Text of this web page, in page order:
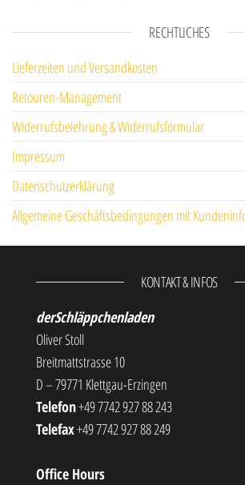
RECHTLICHES
Lieferzeiten und Versandkosten
Retouren-Management
Widerrufsbelehrung & Widerrufsformular
Impressum
Datenschutzerklärung
Allgemeine Geschäftsbedingungen mit
KONTAKT & INFOS
derSchläppchenladen
Oliver Stoll
Breitmattstrasse 10
D – 79771 Klettgau-Erzingen
Telefon+49 7742 927 88 243
Telefax+49 7742 927 88 249
Office Hours